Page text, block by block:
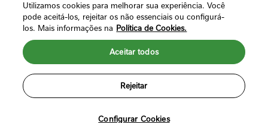
Política de Privacidade
Utilizamos cookies para melhorar sua experiência. Você
pode aceitá-los, rejeitar os não essenciais ou configurá-
los. Mais informações na Política de Cookies.
Configurar Cookies
Rejeitar
Aceitar todos